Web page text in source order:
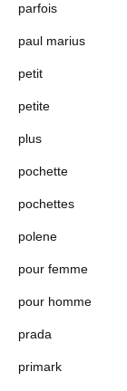
parfois
paul marius
petit
petite
plus
pochette
pochettes
polene
pour femme
pour homme
prada
primark